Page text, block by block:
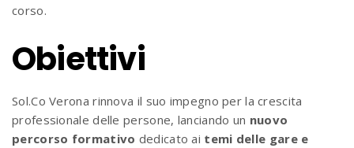
corso.
Obiettivi
Sol.Co Verona rinnova il suo impegno per la crescita
professionale delle persone, lanciando un nuovo
percorso formativo dedicato ai temi delle gare e